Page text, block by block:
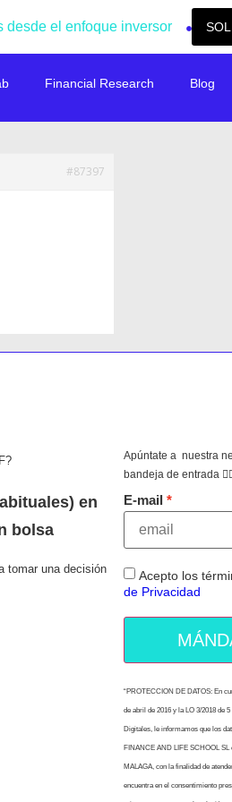
desde el enfoque inversor
Financial Research Blog
#87397
en
bolsa
tomar una decisión
Apúntate a nuestra
bandeja de entrada
E-mail
Acepto los
de Privacidad
“PROTECCION DE DATOS: En
de abril de 2016 y la LO 3/2018 de
Digitales, le informamos que los
FINANCE AND LIFE SCHOOL SL
MALAGA, con la finalidad de
encuentra en el consentimiento